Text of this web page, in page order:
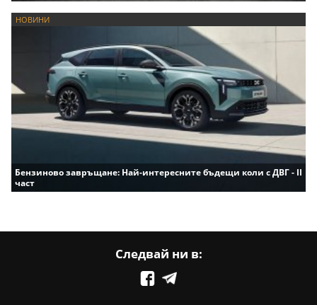
НОВИНИ
Бензиново завръщане: Най-интересните бъдещи коли с ДВГ - II
част
Следвай ни в: